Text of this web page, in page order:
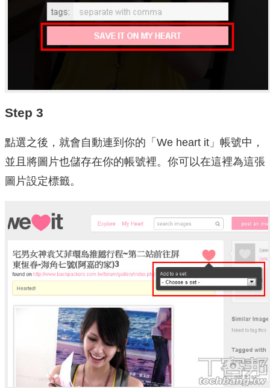
Step 3
點選之後，就會自動連到你的「We heart it」帳號中，
並且將圖片也儲存在你的帳號裡。你可以在這裡為這張
圖片設定標籤。